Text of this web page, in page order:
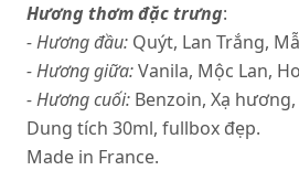
Hương thơm đặc trưng:
- Hương đầu: Quýt, Lan Trắng,
- Hương giữa:Vanila, Mộc Lan,
- Hương cuối: Benzoin, Xạ
Dung tích 30ml, fullbox đẹp.
Made in France.